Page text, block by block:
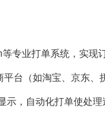
专业打单系统，实现
台（如淘宝、京东、
示，自动化打单使处